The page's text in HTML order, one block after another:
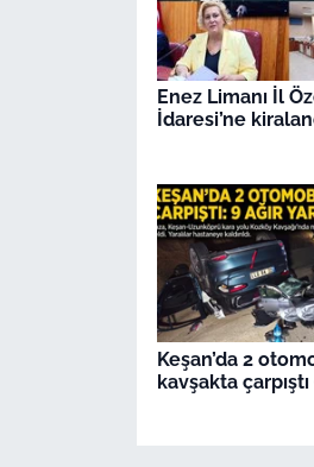
Enez Limanı İl
İdaresi’ne
Keşan’da 2
kavşakta çarpıştı